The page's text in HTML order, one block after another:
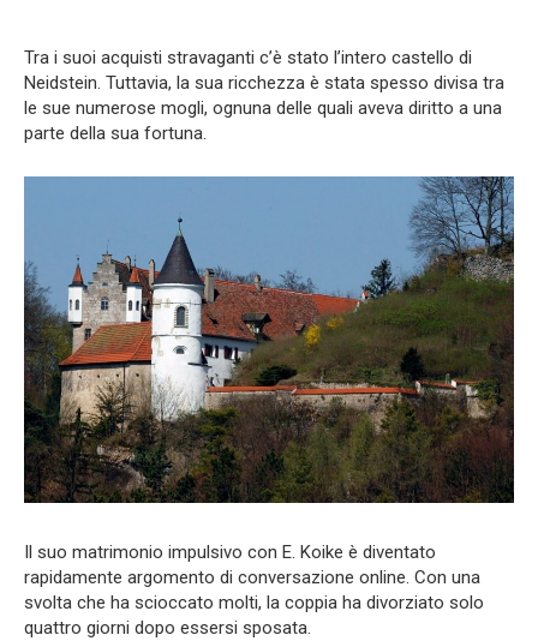
Tra i suoi acquisti stravaganti c’è stato l’intero castello di
Neidstein. Tuttavia, la sua ricchezza è stata spesso divisa tra
le sue numerose mogli, ognuna delle quali aveva diritto a una
parte della sua fortuna.
Il suo matrimonio impulsivo con E. Koike è diventato
rapidamente argomento di conversazione online. Con una
svolta che ha scioccato molti, la coppia ha divorziato solo
quattro giorni dopo essersi sposata.